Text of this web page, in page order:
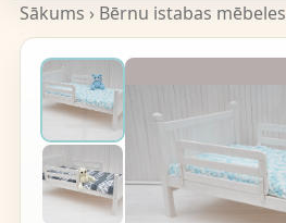
Sākums › Bērnu istabas mēbeles